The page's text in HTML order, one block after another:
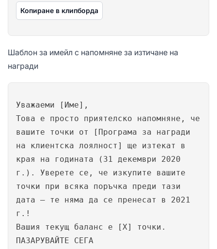
Копиране в клипборда
Шаблон за имейл с напомняне за изтичане на
награди
Уважаеми [Име],
Това е просто приятелско напомняне, че
вашите точки от [Програма за награди
на клиентска лоялност] ще изтекат в
края на годината (31 декември 2020
г.). Уверете се, че изкупите вашите
точки при всяка поръчка преди тази
дата – те няма да се пренесат в 2021
г.!
Вашия текущ баланс е [X] точки.
ПАЗАРУВАЙТЕ СЕГА